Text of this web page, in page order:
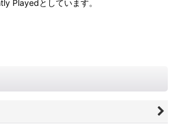
Playedとしています。